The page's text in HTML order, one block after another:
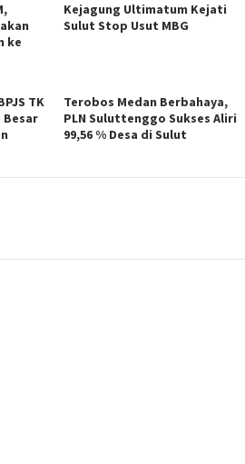
ke
Kejagung Ultimatum Kejati
Sulut Stop Usut MBG
TK
Besar
Terobos Medan Berbahaya,
PLN Suluttenggo Sukses Aliri
99,56 % Desa di Sulut